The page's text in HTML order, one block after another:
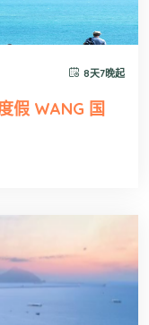
8天7晚起
假 WANG 国